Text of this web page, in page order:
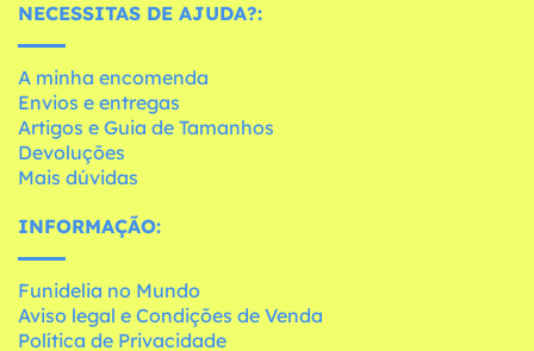
NECESSITAS DE AJUDA?:
A minha encomenda
Envios e entregas
Artigos e Guia de Tamanhos
Devoluções
Mais dúvidas
INFORMAÇÃO:
Funidelia no Mundo
Aviso legal e Condições de Venda
Política de Privacidade